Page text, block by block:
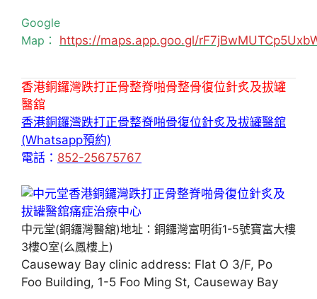
Google
Map： https://maps.app.goo.gl/
香港銅鑼灣跌打正骨整脊啪骨整骨復位針炙及拔罐
醫舘
香港銅鑼灣跌打正骨整脊啪骨復位針炙及拔罐醫舘
(Whatsapp預約)
電話： 852-25675767
中元堂(銅鑼灣醫舘)地址：銅鑼灣富明街1-5號寶富大樓
3樓O室(么鳳樓上)
Causeway Bay clinic address: Flat O 3/F, Po
Foo Building, 1-5 Foo Ming St, Causeway Bay